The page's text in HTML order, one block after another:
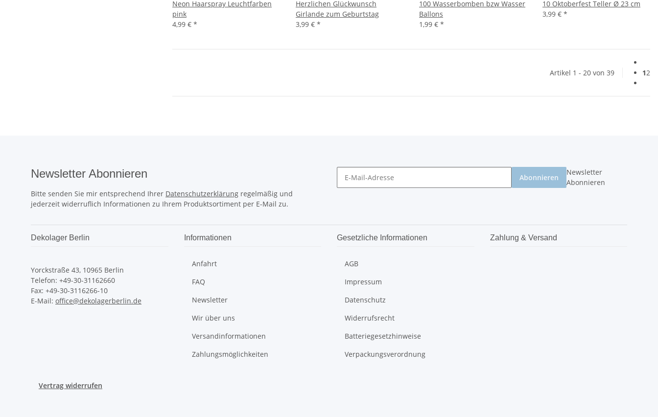
Neon Haarspray Leuchtfarben
pink
4,99 € *
Herzlichen Glückwunsch
Girlande zum Geburtstag
3,99 € *
100 Wasserbomben bzw Wasser
Ballons
1,99 € *
10 Oktoberfest Teller Ø 23 cm
3,99 € *
Artikel 1 - 20 von 39 12
Newsletter Abonnieren
Bitte senden Sie mir entsprechend Ihrer Datenschutzerklärung regelmäßig und
jederzeit widerruflich Informationen zu Ihrem Produktsortiment per E-Mail zu.
Abonnieren
Newsletter
Abonnieren
Dekolager Berlin
Yorckstraße 43, 10965 Berlin
Telefon: +49-30-31162660
Fax: +49-30-3116266-10
E-Mail: office@dekolagerberlin.de
Informationen
Anfahrt
FAQ
Newsletter
Wir über uns
Versandinformationen
Zahlungsmöglichkeiten
Gesetzliche Informationen
AGB
Impressum
Datenschutz
Widerrufsrecht
Batteriegesetzhinweise
Verpackungsverordnung
Zahlung & Versand
Vertrag widerrufen